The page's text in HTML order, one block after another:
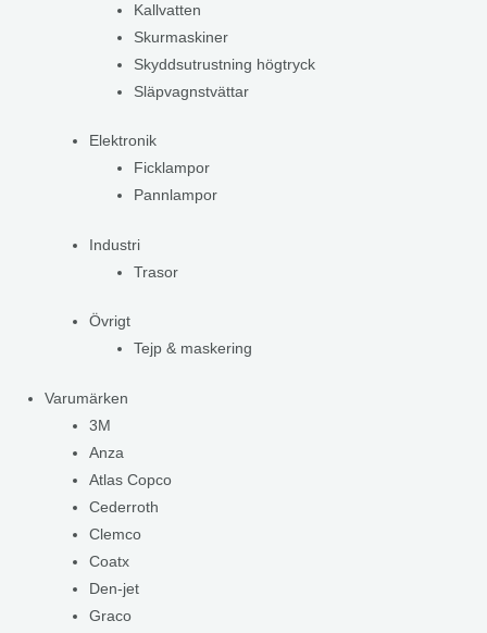
Kallvatten
Skurmaskiner
Skyddsutrustning högtryck
Släpvagnstvättar
Elektronik
Ficklampor
Pannlampor
Industri
Trasor
Övrigt
Tejp & maskering
Varumärken
3M
Anza
Atlas Copco
Cederroth
Clemco
Coatx
Den-jet
Graco